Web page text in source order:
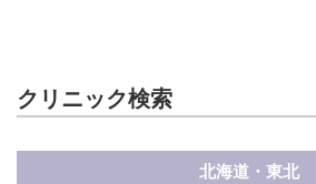
クリニック検索
北海道・東北